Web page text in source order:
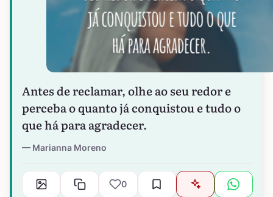
Antes de reclamar, olhe ao seu redor e
perceba o quanto já conquistou e tudo o
que há para agradecer.
Marianna Moreno
0